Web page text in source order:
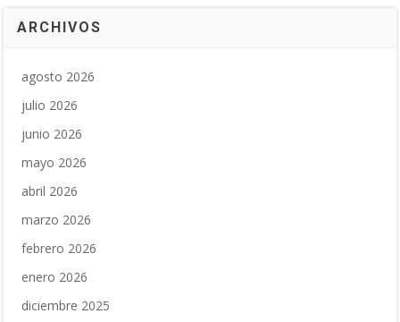
ARCHIVOS
agosto 2026
julio 2026
junio 2026
mayo 2026
abril 2026
marzo 2026
febrero 2026
enero 2026
diciembre 2025